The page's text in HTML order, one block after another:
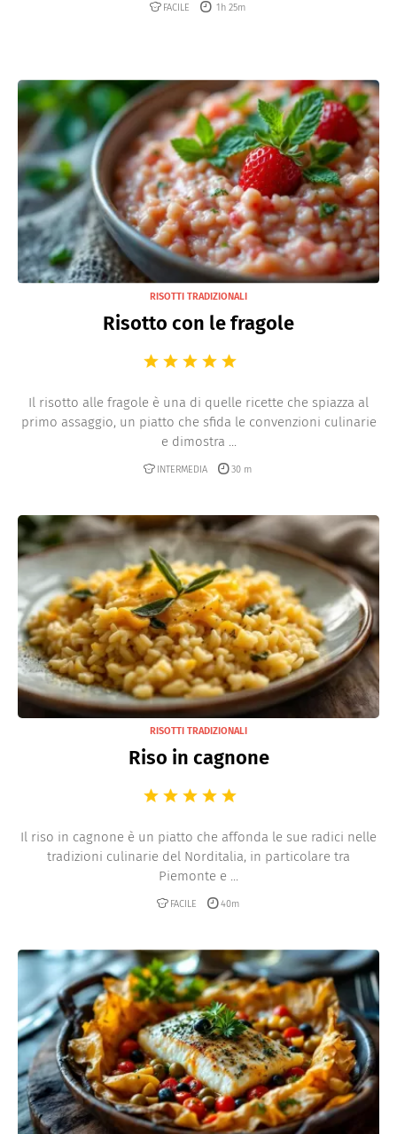
FACILE 1h 25m
RISOTTI TRADIZIONALI
Risotto con le fragole
Il risotto alle fragole è una di quelle ricette che spiazza al
primo assaggio, un piatto che sfida le convenzioni culinarie
e dimostra ...
INTERMEDIA 30 m
RISOTTI TRADIZIONALI
Riso in cagnone
Il riso in cagnone è un piatto che affonda le sue radici nelle
tradizioni culinarie del Norditalia, in particolare tra
Piemonte e ...
FACILE 40m